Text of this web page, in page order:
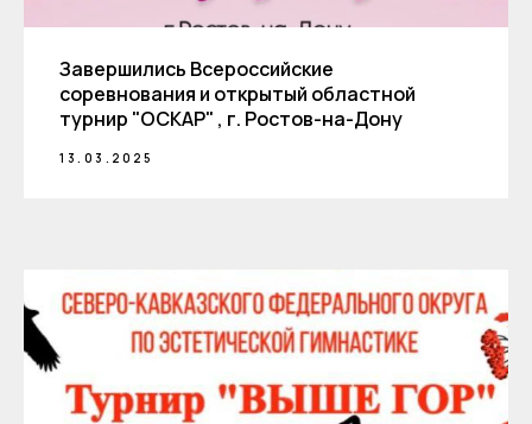
Завершились Всероссийские
соревнования и открытый областной
турнир "ОСКАР" , г. Ростов-на-Дону
13.03.2025